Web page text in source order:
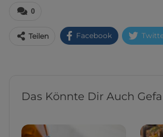
0
Teilen Facebook
Das Könnte Dir Auch